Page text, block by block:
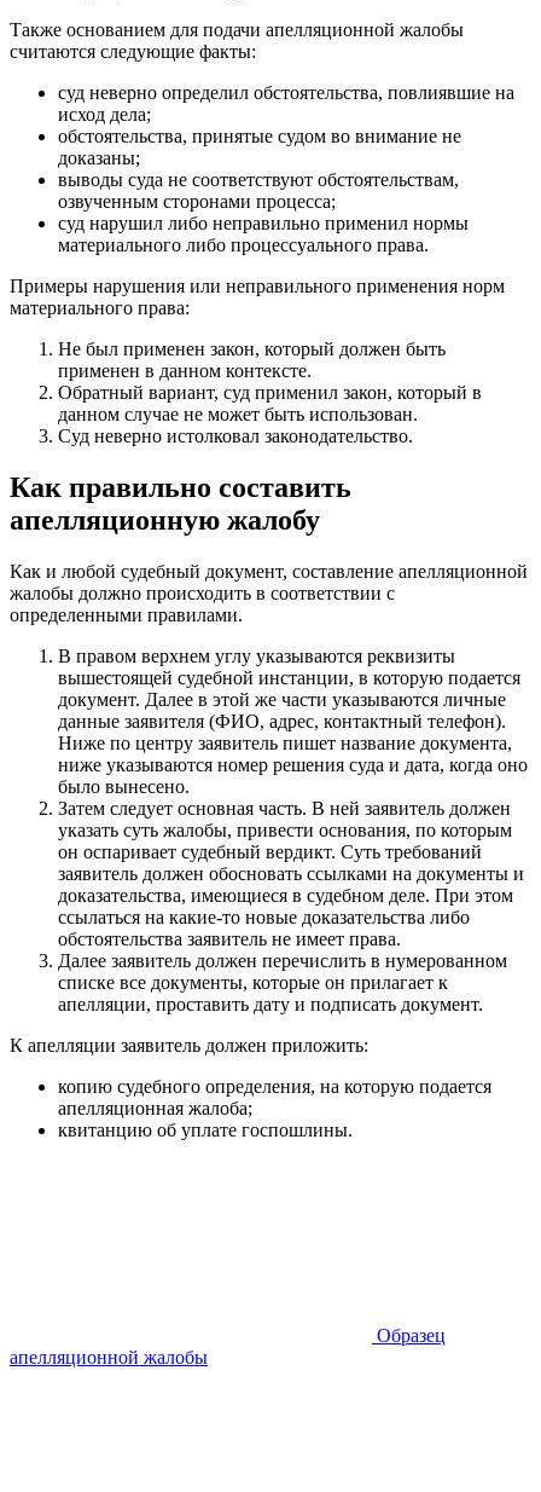
Также основанием для подачи апелляционной жалобы
считаются следующие факты:
суд неверно определил обстоятельства, повлиявшие на
исход дела;
обстоятельства, принятые судом во внимание не
доказаны;
выводы суда не соответствуют обстоятельствам,
озвученным сторонами процесса;
суд нарушил либо неправильно применил нормы
материального либо процессуального права.
Примеры нарушения или неправильного применения норм
материального права:
Не был применен закон, который должен быть
применен в данном контексте.
Обратный вариант, суд применил закон, который в
данном случае не может быть использован.
Суд неверно истолковал законодательство.
Как правильно составить
апелляционную жалобу
Как и любой судебный документ, составление апелляционной
жалобы должно происходить в соответствии с
определенными правилами.
В правом верхнем углу указываются реквизиты
вышестоящей судебной инстанции, в которую подается
документ. Далее в этой же части указываются личные
данные заявителя (ФИО, адрес, контактный телефон).
Ниже по центру заявитель пишет название документа,
ниже указываются номер решения суда и дата, когда оно
было вынесено.
Затем следует основная часть. В ней заявитель должен
указать суть жалобы, привести основания, по которым
он оспаривает судебный вердикт. Суть требований
заявитель должен обосновать ссылками на документы и
доказательства, имеющиеся в судебном деле. При этом
ссылаться на какие-то новые доказательства либо
обстоятельства заявитель не имеет права.
Далее заявитель должен перечислить в нумерованном
списке все документы, которые он прилагает к
апелляции, проставить дату и подписать документ.
К апелляции заявитель должен приложить:
копию судебного определения, на которую подается
апелляционная жалоба;
квитанцию об уплате госпошлины.
Образец
апелляционной жалобы